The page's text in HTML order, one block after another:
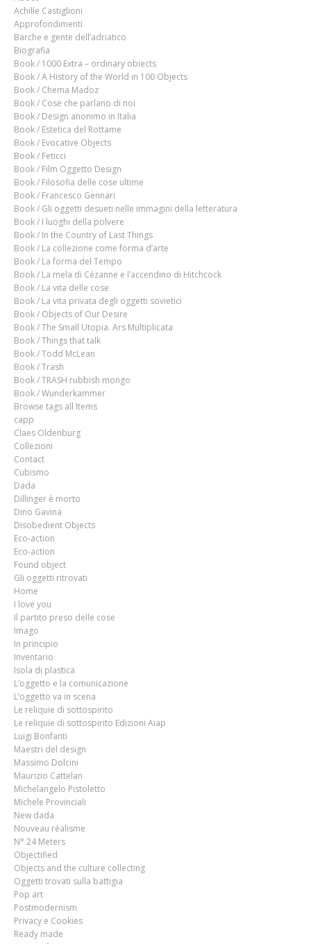
Achille Castiglioni
Approfondimenti
Barche e gente dell’adriatico
Biografia
Book / 1000 Extra – ordinary obiects
Book / A History of the World in 100 Objects
Book / Chema Madoz
Book / Cose che parlano di noi
Book / Design anonimo in Italia
Book / Estetica del Rottame
Book / Evocative Objects
Book / Feticci
Book / Film Oggetto Design
Book / Filosofia delle cose ultime
Book / Francesco Gennari
Book / Gli oggetti desueti nelle immagini della letteratura
Book / I luoghi della polvere
Book / In the Country of Last Things
Book / La collezione come forma d’arte
Book / La forma del Tempo
Book / La mela di Cézanne e l’accendino di Hitchcock
Book / La vita delle cose
Book / La vita privata degli oggetti sovietici
Book / Objects of Our Desire
Book / The Small Utopia. Ars Multiplicata
Book / Things that talk
Book / Todd McLean
Book / Trash
Book / TRASH rubbish mongo
Book / Wunderkammer
Browse tags all Items
capp
Claes Oldenburg
Collezioni
Contact
Cubismo
Dada
Dillinger è morto
Dino Gavina
Disobedient Objects
Eco-action
Eco-action
Found object
Gli oggetti ritrovati
Home
I love you
Il partito preso delle cose
Imago
In principio
Inventario
Isola di plastica
L’oggetto e la comunicazione
L’oggetto va in scena
Le reliquie di sottospirito
Le reliquie di sottospirito Edizioni Aiap
Luigi Bonfanti
Maestri del design
Massimo Dolcini
Maurizio Cattelan
Michelangelo Pistoletto
Michele Provinciali
New dada
Nouveau réalisme
N° 24 Meters
Objectified
Objects and the culture collecting
Oggetti trovati sulla battigia
Pop art
Postmodernism
Privacy e Cookies
Ready made